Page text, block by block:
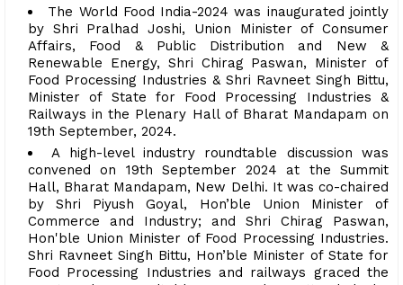
The World Food India-2024 was inaugurated jointly
by Shri Pralhad Joshi, Union Minister of Consumer
Affairs, Food & Public Distribution and New &
Renewable Energy, Shri Chirag Paswan, Minister of
Food Processing Industries & Shri Ravneet Singh Bittu,
Minister of State for Food Processing Industries &
Railways in the Plenary Hall of Bharat Mandapam on
19th September, 2024.
A high-level industry roundtable discussion was
convened on 19th September 2024 at the Summit
Hall, Bharat Mandapam, New Delhi. It was co-chaired
by Shri Piyush Goyal, Hon’ble Union Minister of
Commerce and Industry; and Shri Chirag Paswan,
Hon'ble Union Minister of Food Processing Industries.
Shri Ravneet Singh Bittu, Hon’ble Minister of State for
Food Processing Industries and railways graced the